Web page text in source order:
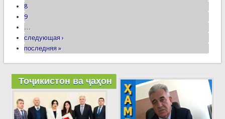
8
9
…
следующая ›
последняя »
Тоҷикистон ва ҷаҳон